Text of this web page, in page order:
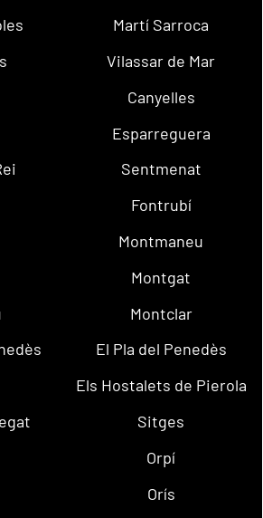
Martí Sarroca
Vilassar de Mar
Canyelles
Esparreguera
Sentmenat
Fontrubí
Montmaneu
Montgat
Montclar
El Pla del Penedès
Els Hostalets de Pierola
Sitges
Orpí
Orís